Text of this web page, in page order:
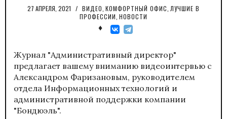
27 АПРЕЛЯ, 2021 / ВИДЕО КОМФОРТНЫЙ ОФИС ЛУЧШИЕ В
ПРОФЕССИИ НОВОСТИ
♦
Журнал "Административный директор"
предлагает вашему вниманию видеоинтервью с
Александром Фаризановым, руководителем
отдела Информационных технологий и
административной поддержки компании
"Бондюэль".